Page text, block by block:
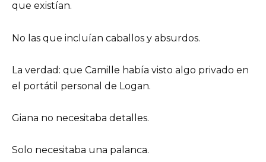
que existían.
No las que incluían caballos y absurdos.
La verdad: que Camille había visto algo privado en
el portátil personal de Logan.
Giana no necesitaba detalles.
Solo necesitaba una palanca.